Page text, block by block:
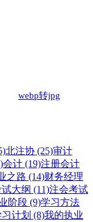
webp转jpg
北注协 (25)审计
会计 (19)注册会计
之路 (14)财务经理
大纲 (11)注会考试
阶段 (9)学习方法
计划 (8)我的执业